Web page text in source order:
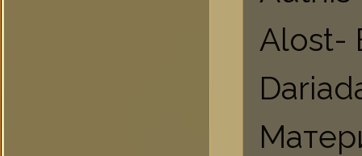
Alost-